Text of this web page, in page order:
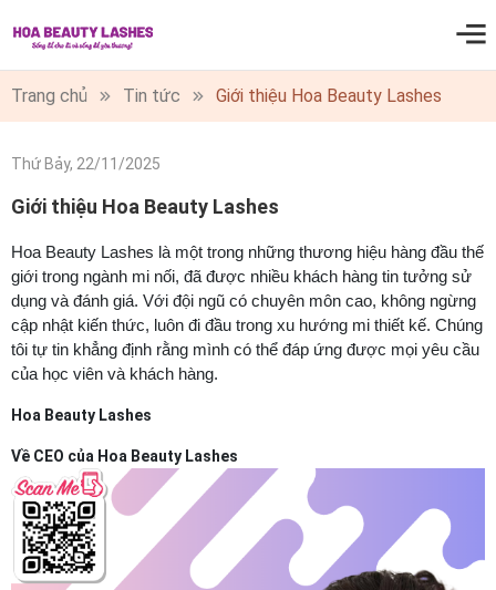
0
Trang chủ Tin tức Giới thiệu Hoa Beauty Lashes
Thứ Bảy, 22/11/2025
Giới thiệu Hoa Beauty Lashes
Hoa Beauty Lashes là một trong những thương hiệu hàng đầu thế
giới trong ngành mi nối, đã được nhiều khách hàng tin tưởng sử
dụng và đánh giá. Với đội ngũ có chuyên môn cao, không ngừng
cập nhật kiến thức, luôn đi đầu trong xu hướng mi thiết kế. Chúng
tôi tự tin khẳng định rằng mình có thể đáp ứng được mọi yêu cầu
của học viên và khách hàng.
Hoa Beauty Lashes
Về CEO của Hoa Beauty Lashes